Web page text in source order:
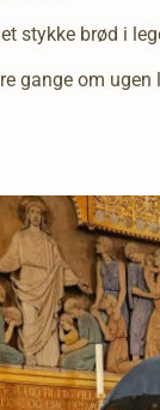
stykke brød i
gange om